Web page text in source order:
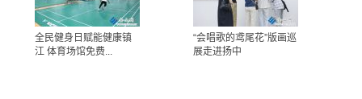
全民健身日赋能健康镇
江 体育场馆免费...
“会唱歌的鸢尾花”版画巡
展走进扬中